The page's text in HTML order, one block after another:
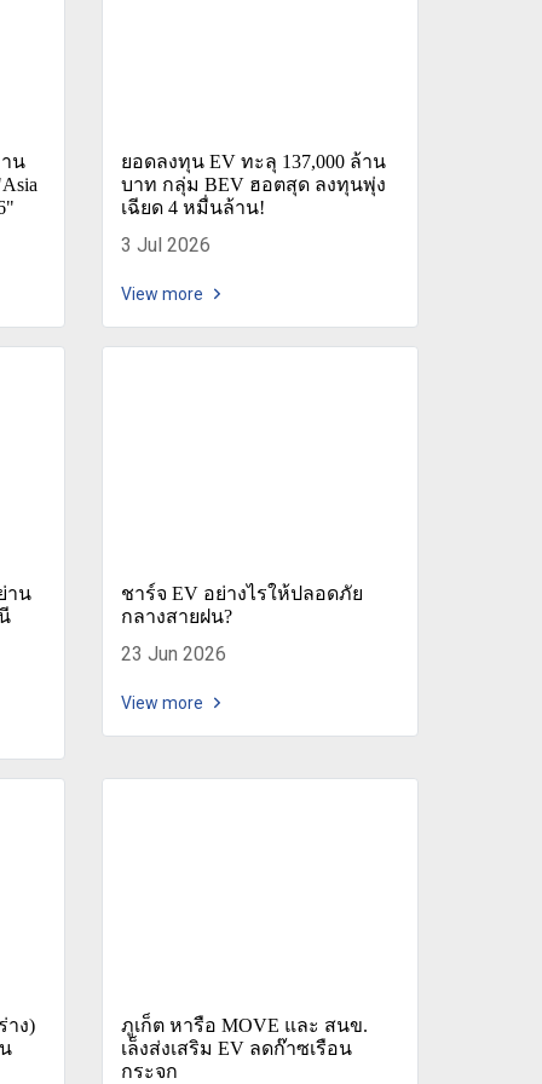
น
ยอดลงทุน EV ทะลุ 137,000 ล้าน
บาท กลุ่ม BEV ฮอตสุด ลงทุนพุ่ง
เฉียด 4 หมื่นล้าน!
3 Jul 2026
View more
าน
ชาร์จ EV อย่างไรให้ปลอดภัย
กลางสายฝน?
23 Jun 2026
View more
าง)
ภูเก็ต หารือ MOVE และ สนข.
เล็งส่งเสริม EV ลดก๊าซเรือน
กระจก